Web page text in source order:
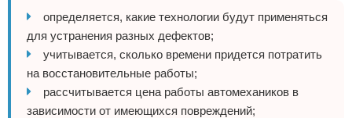
определяется, какие технологии будут применяться
для устранения разных дефектов;
учитывается, сколько времени придется потратить
на восстановительные работы;
рассчитывается цена работы автомехаников в
зависимости от имеющихся повреждений;